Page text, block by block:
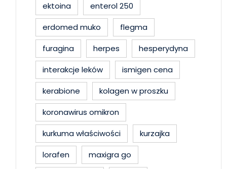
ektoina
enterol 250
erdomed muko
flegma
furagina
herpes
hesperydyna
interakcje leków
ismigen cena
kerabione
kolagen w proszku
koronawirus omikron
kurkuma właściwości
kurzajka
lorafen
maxigra go